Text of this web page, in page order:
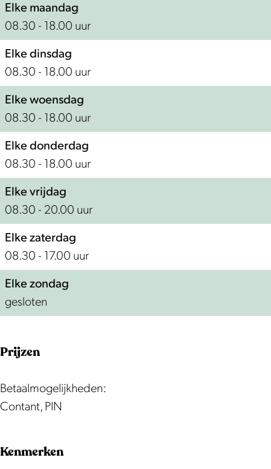
Elke maandag
08.30 - 18.00 uur
Elke dinsdag
08.30 - 18.00 uur
Elke woensdag
08.30 - 18.00 uur
Elke donderdag
08.30 - 18.00 uur
Elke vrijdag
08.30 - 20.00 uur
Elke zaterdag
08.30 - 17.00 uur
Elke zondag
gesloten
Prijzen
Betaalmogelijkheden:
Contant, PIN
Kenmerken